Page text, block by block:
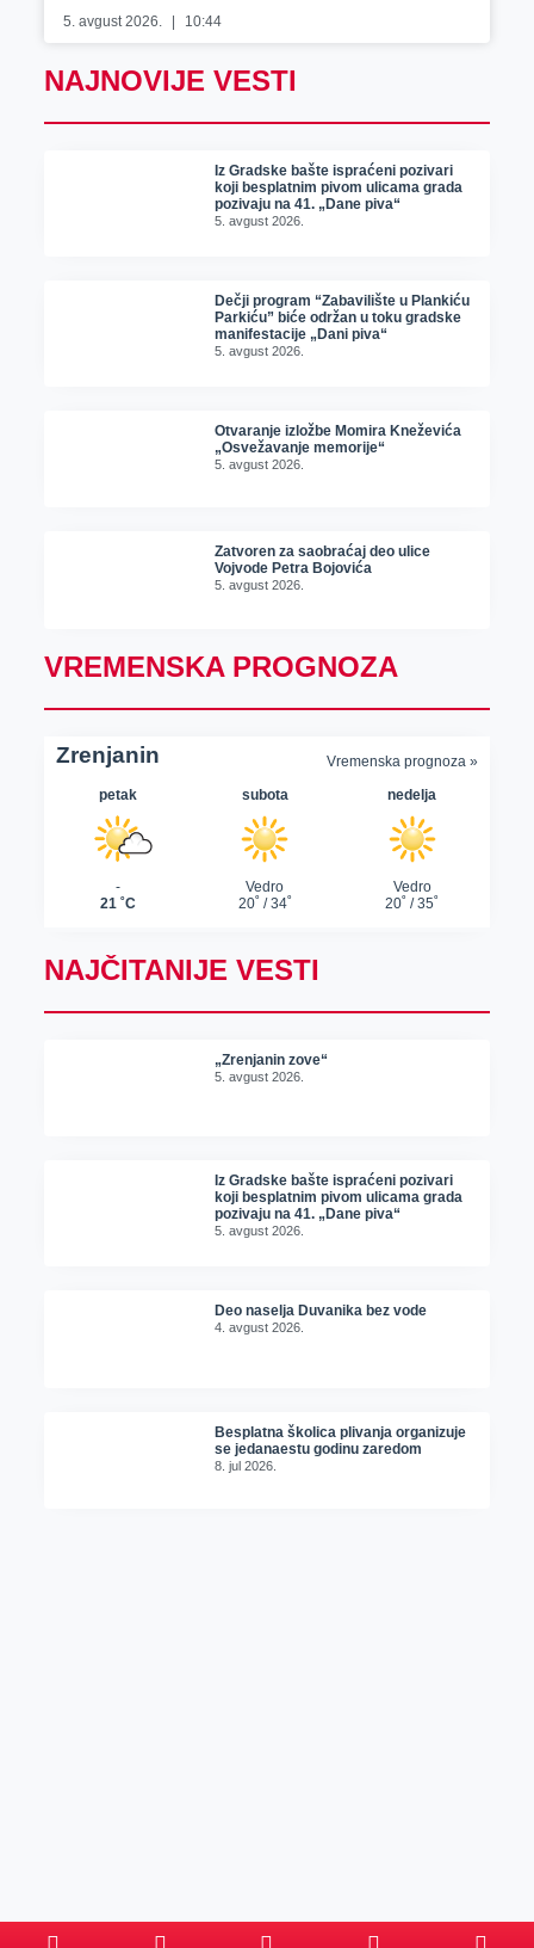
5. avgust 2026. 10:44
NAJNOVIJE VESTI
Iz Gradske bašte ispraćeni pozivari
koji besplatnim pivom ulicama grada
pozivaju na 41. „Dane piva“
5. avgust 2026.
Dečji program “Zabavilište u Plankiću
Parkiću” biće održan u toku gradske
manifestacije „Dani piva“
5. avgust 2026.
Otvaranje izložbe Momira Kneževića
„Osvežavanje memorije“
5. avgust 2026.
Zatvoren za saobraćaj deo ulice
Vojvode Petra Bojovića
5. avgust 2026.
VREMENSKA PROGNOZA
NAJČITANIJE VESTI
„Zrenjanin zove“
5. avgust 2026.
Iz Gradske bašte ispraćeni pozivari
koji besplatnim pivom ulicama grada
pozivaju na 41. „Dane piva“
5. avgust 2026.
Deo naselja Duvanika bez vode
4. avgust 2026.
Besplatna školica plivanja organizuje
se jedanaestu godinu zaredom
8. jul 2026.